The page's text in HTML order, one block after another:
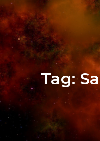
Tag: